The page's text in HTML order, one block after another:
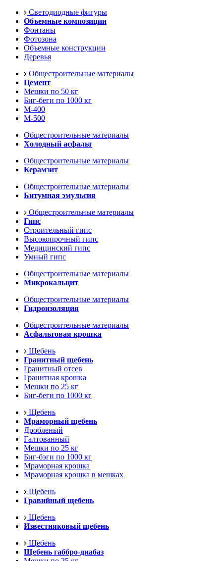
Светодиодные фигуры
Объемные композиции
Фонтаны
Фотозона
Объемные конструкции
Деревья
Общестроительные материалы
Цемент
Мешки по 50 кг
Биг-беги по 1000 кг
М-400
М-500
Общестроительные материалы
Холодный асфальт
Общестроительные материалы
Керамзит
Общестроительные материалы
Битумная эмульсия
Общестроительные материалы
Гипс
Строительный гипс
Высокопрочный гипс
Медицинский гипс
Умный гипс
Общестроительные материалы
Микрокальцит
Общестроительные материалы
Гидроизоляция
Общестроительные материалы
Асфальтовая крошка
Щебень
Гранитный щебень
Гранитный отсев
Гранитная крошка
Мешки по 25 кг
Биг-беги по 1000 кг
Щебень
Мраморный щебень
Дробленый
Галтованный
Мешки по 25 кг
Биг-бэги по 1000 кг
Мраморная крошка
Мраморная крошка в мешках
Щебень
Гравийный щебень
Щебень
Известняковый щебень
Щебень
Щебень габбро-диабаз